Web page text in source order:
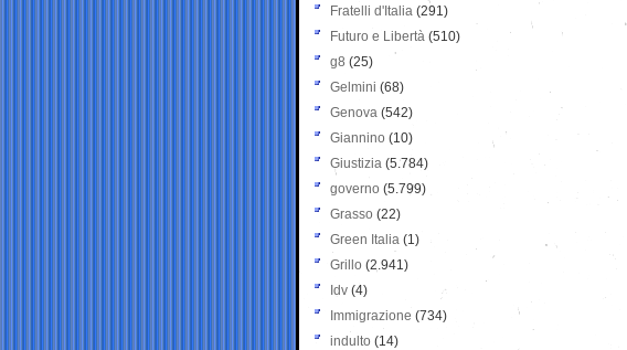
Fratelli d'Italia (291)
Futuro e Libertà (510)
g8 (25)
Gelmini (68)
Genova (542)
Giannino (10)
Giustizia (5.784)
governo (5.799)
Grasso (22)
Green Italia (1)
Grillo (2.941)
Idv (4)
Immigrazione (734)
indulto (14)